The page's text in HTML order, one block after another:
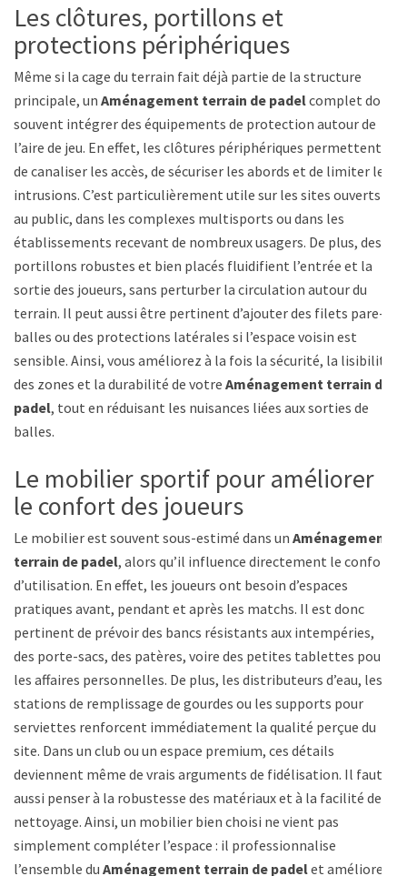
Les clôtures, portillons et
protections périphériques
Même si la cage du terrain fait déjà partie de la structure
principale, un Aménagement terrain de padelcomplet doit
souvent intégrer des équipements de protection autour de
l’aire de jeu. En effet, les clôtures périphériques permettent
de canaliser les accès, de sécuriser les abords et de limiter les
intrusions. C’est particulièrement utile sur les sites ouverts
au public, dans les complexes multisports ou dans les
établissements recevant de nombreux usagers. De plus, des
portillons robustes et bien placés fluidifient l’entrée et la
sortie des joueurs, sans perturber la circulation autour du
terrain. Il peut aussi être pertinent d’ajouter des filets pare-
balles ou des protections latérales si l’espace voisin est
sensible. Ainsi, vous améliorez à la fois la sécurité, la lisibilité
des zones et la durabilité de votre Aménagement terrain de
padel, tout en réduisant les nuisances liées aux sorties de
balles.
Le mobilier sportif pour améliorer
le confort des joueurs
Le mobilier est souvent sous-estimé dans un Aménagement
terrain de padel, alors qu’il influence directement le confort
d’utilisation. En effet, les joueurs ont besoin d’espaces
pratiques avant, pendant et après les matchs. Il est donc
pertinent de prévoir des bancs résistants aux intempéries,
des porte-sacs, des patères, voire des petites tablettes pour
les affaires personnelles. De plus, les distributeurs d’eau, les
stations de remplissage de gourdes ou les supports pour
serviettes renforcent immédiatement la qualité perçue du
site. Dans un club ou un espace premium, ces détails
deviennent même de vrais arguments de fidélisation. Il faut
aussi penser à la robustesse des matériaux et à la facilité de
nettoyage. Ainsi, un mobilier bien choisi ne vient pas
simplement compléter l’espace : il professionnalise
l’ensemble du Aménagement terrain de padelet améliore